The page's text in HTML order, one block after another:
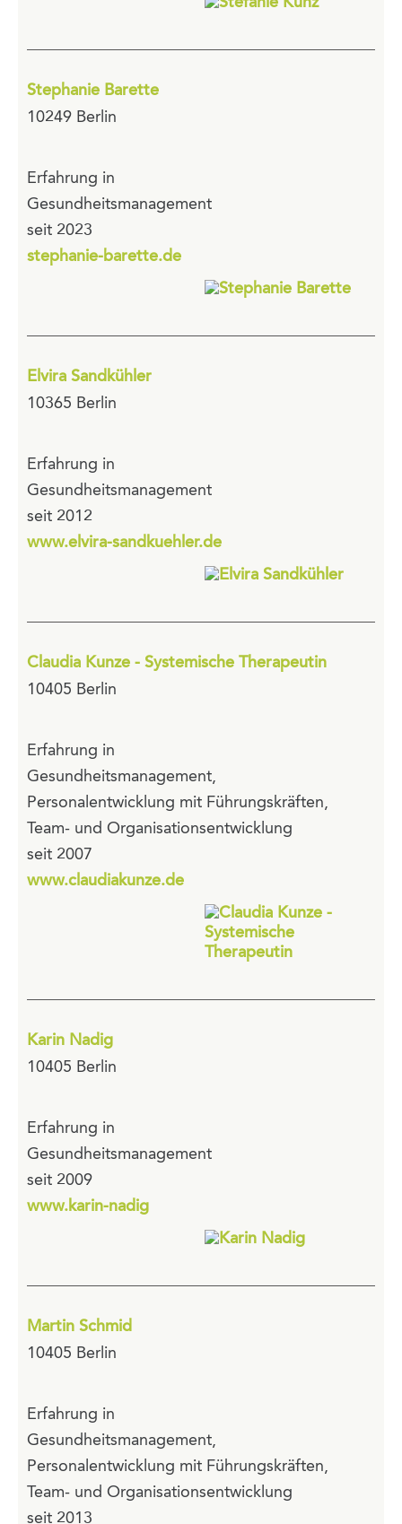
Stephanie Barette
10249 Berlin
Erfahrung in
Gesundheitsmanagement
seit 2023
stephanie-barette.de
Elvira Sandkühler
10365 Berlin
Erfahrung in
Gesundheitsmanagement
seit 2012
www.elvira-sandkuehler.de
Claudia Kunze - Systemische Therapeutin
10405 Berlin
Erfahrung in
Gesundheitsmanagement,
Personalentwicklung mit Führungskräften,
Team- und Organisationsentwicklung
seit 2007
www.claudiakunze.de
Karin Nadig
10405 Berlin
Erfahrung in
Gesundheitsmanagement
seit 2009
www.karin-nadig
Martin Schmid
10405 Berlin
Erfahrung in
Gesundheitsmanagement,
Personalentwicklung mit Führungskräften,
Team- und Organisationsentwicklung
seit 2013